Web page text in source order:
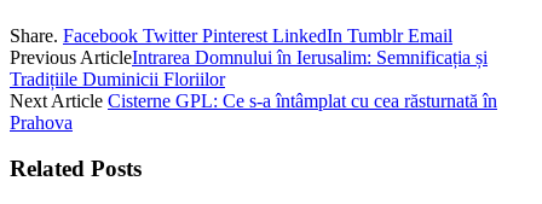
Share. Facebook Twitter Pinterest LinkedIn Tumblr Email
Previous ArticleIntrarea Domnului în Ierusalim: Semnificația și
Tradițiile Duminicii Floriilor
Next Article Cisterne GPL: Ce s-a întâmplat cu cea răsturnată în
Prahova
Related Posts